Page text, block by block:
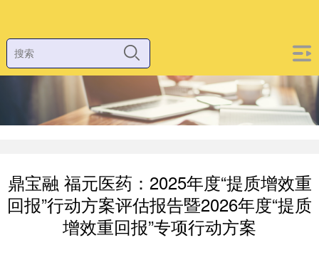
鼎宝融 福元医药：2025年度“提质增效重
回报”行动方案评估报告暨2026年度“提质
增效重回报”专项行动方案